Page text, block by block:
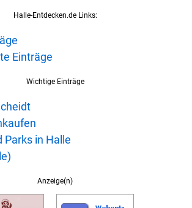
Halle-Entdecken.de Links:
Einträge
Wichtige Einträge
Parks in Halle
Anzeige(n)